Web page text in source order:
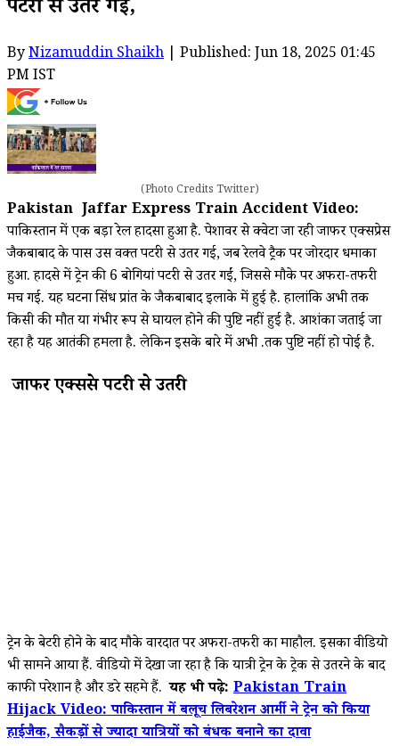
पटरी से उतर गईं,
ByNizamuddin Shaikh | Published: Jun 18, 2025 01:45
PM IST
(Photo Credits Twitter)
Pakistan Jaffar Express Train Accident Video:
पाकिस्तान में एक बड़ा रेल हादसा हुआ है. पेशावर से क्वेटा जा रही जाफर एक्सप्रेस
जैकबाबाद के पास उस वक्त पटरी से उतर गई, जब रेलवे ट्रैक पर जोरदार धमाका
हुआ. हादसे में ट्रेन की 6 बोगियां पटरी से उतर गईं, जिससे मौके पर अफरा-तफरी
मच गई. यह घटना सिंध प्रांत के जैकबाबाद इलाके में हुई है. हालांकि अभी तक
किसी की मौत या गंभीर रूप से घायल होने की पुष्टि नहीं हुई है. आशंका जताई जा
रहा है यह आतंकी हमला है. लेकिन इसके बारे में अभी .तक पुष्टि नहीं हो पोई है.
जाफर एक्सप्रेस पटरी से उतरी
ट्रेन के बेटरी होने के बाद मौके वारदात पर अफरा-तफरी का माहौल. इसका वीडियो
भी सामने आया हैं. वीडियो में देखा जा रहा है कि यात्री ट्रेन के ट्रेक से उतरने के बाद
काफी परेशान है और डरे सहमे हैं.यह भी पढ़े: Pakistan Train
Hijack Video: पाकिस्तान में बलूच लिबरेशन आर्मी ने ट्रेन को किया
हाईजैक, सैकड़ों से ज्यादा यात्रियों को बंधक बनाने का दावा